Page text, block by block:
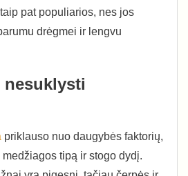
pat populiarios, nes jos
drėgmei ir lengvu
nesuklysti
priklauso nuo daugybės faktorių,
tipą ir stogo dydį.